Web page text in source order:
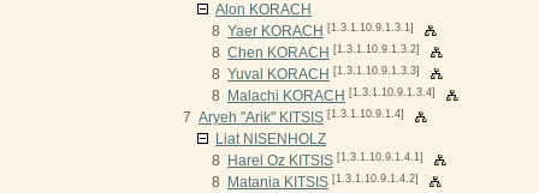
Alon KORACH
8 Yaer KORACH [1.3.1.10.9.1.3.1]
8 Chen KORACH [1.3.1.10.9.1.3.2]
8 Yuval KORACH [1.3.1.10.9.1.3.3]
8 Malachi KORACH [1.3.1.10.9.1.3.4]
7 Aryeh "Arik" KITSIS [1.3.1.10.9.1.4]
Liat NISENHOLZ
8
Harel Oz KITSIS [1.3.1.10.9.1.4.1]
8 Matania KITSIS [1.3.1.10.9.1.4.2]